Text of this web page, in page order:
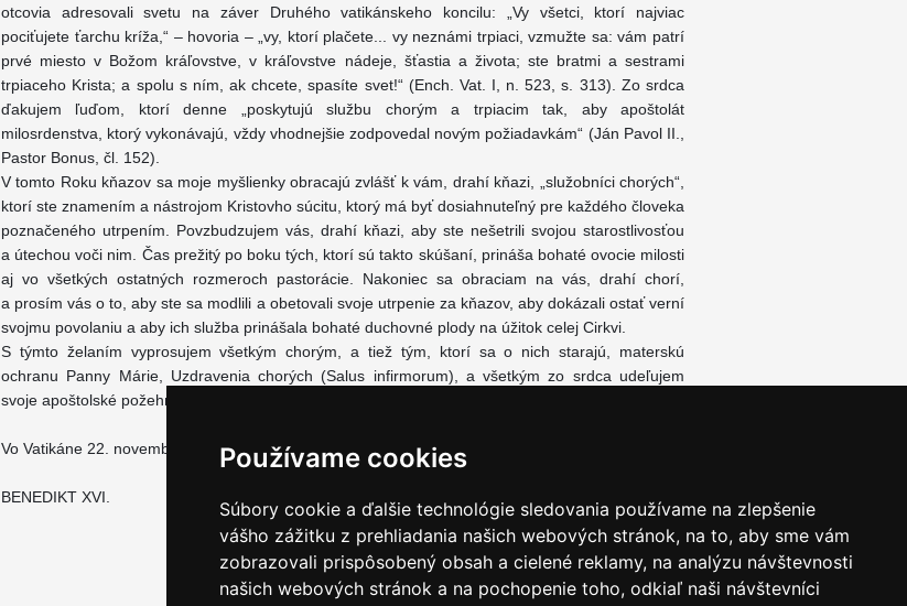
Používame cookies
Súbory cookie a ďalšie technológie sledovania používame na zlepšenie
vášho zážitku z prehliadania našich webových stránok, na to, aby sme vám
zobrazovali prispôsobený obsah a cielené reklamy, na analýzu návštevnosti
našich webových stránok a na pochopenie toho, odkiaľ naši návštevníci
otcovia adresovali svetu na záver Druhého vatikánskeho koncilu: „Vy všetci, ktorí najviac
pociťujete ťarchu kríža,“ – hovoria – „vy, ktorí plačete... vy neznámi trpiaci, vzmužte sa: vám patrí
prvé miesto v Božom kráľovstve, v kráľovstve nádeje, šťastia a života; ste bratmi a sestrami
trpiaceho Krista; a spolu s ním, ak chcete, spasíte svet!“ (Ench. Vat. I, n. 523, s. 313). Zo srdca
ďakujem ľuďom, ktorí denne „poskytujú službu chorým a trpiacim tak, aby apoštolát
milosrdenstva, ktorý vykonávajú, vždy vhodnejšie zodpovedal novým požiadavkám“ (Ján Pavol II.,
Pastor Bonus, čl. 152).
V tomto Roku kňazov sa moje myšlienky obracajú zvlášť k vám, drahí kňazi, „služobníci chorých“,
ktorí ste znamením a nástrojom Kristovho súcitu, ktorý má byť dosiahnuteľný pre každého človeka
poznačeného utrpením. Povzbudzujem vás, drahí kňazi, aby ste nešetrili svojou starostlivosťou
a útechou voči nim. Čas prežitý po boku tých, ktorí sú takto skúšaní, prináša bohaté ovocie milosti
aj vo všetkých ostatných rozmeroch pastorácie. Nakoniec sa obraciam na vás, drahí chorí,
a prosím vás o to, aby ste sa modlili a obetovali svoje utrpenie za kňazov, aby dokázali ostať verní
svojmu povolaniu a aby ich služba prinášala bohaté duchovné plody na úžitok celej Cirkvi.
S týmto želaním vyprosujem všetkým chorým, a tiež tým, ktorí sa o nich starajú, materskú
ochranu Panny Márie, Uzdravenia chorých (Salus infirmorum), a všetkým zo srdca udeľujem
svoje apoštolské požehnanie.
Vo Vatikáne 22. novembra 2009, na slávnosť Krista Kráľa
BENEDIKT XVI.